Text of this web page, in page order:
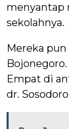
menyantap
sekolahnya.
Mereka
Empat di
dr.